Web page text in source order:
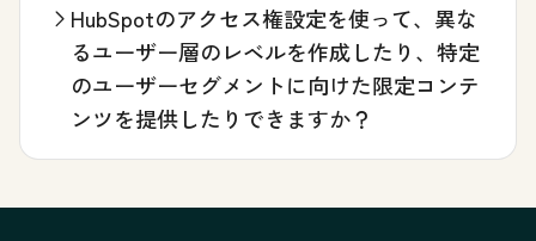
HubSpotのアクセス権設定を使って、異な
るユーザー層のレベルを作成したり、特定
のユーザーセグメントに向けた限定コンテ
ンツを提供したりできますか？